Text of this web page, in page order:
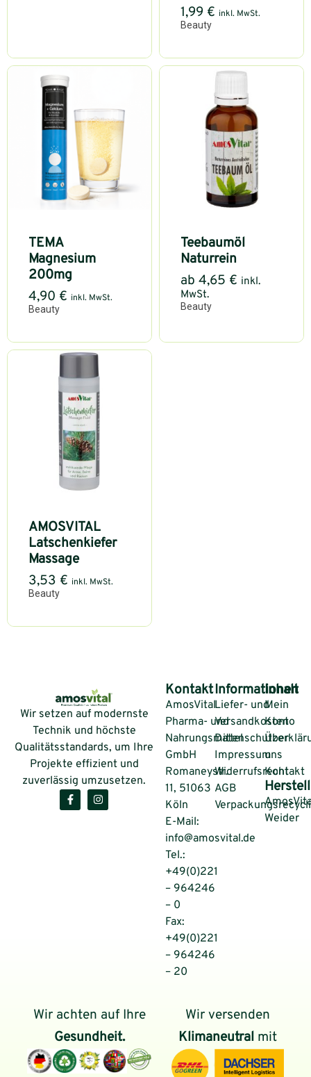
Beauty
1,99 € inkl. MwSt.
Beauty
TEMA
Magnesium
200mg
4,90 € inkl. MwSt.
Beauty
Teebaumöl
Naturrein
ab 4,65 € inkl.
MwSt.
Beauty
AMOSVITAL
Latschenkiefer
Massage
3,53 € inkl. MwSt.
Wir setzen auf modernste
Technik und höchste
Qualitätsstandards, um Ihre
Projekte effizient und
zuverlässig umzusetzen.
Kontakt
AmosVital
Pharma- und
Nahrungsmittel
GmbH
Romaneystr.
11, 51063
Köln
E-Mail:
info@amosvital.de
Tel.:
+49(0)221
– 964246
– 0
Fax:
+49(0)221
– 964246
– 20
Informationen
Liefer- und
Versandkosten
Impressum
Widerrufsrecht
AGB
Inhalt
Mein
Konto
Über
uns
Kontakt
Weider
Wir achten auf Ihre
Gesundheit.
Wir versenden
Klimaneutral mit